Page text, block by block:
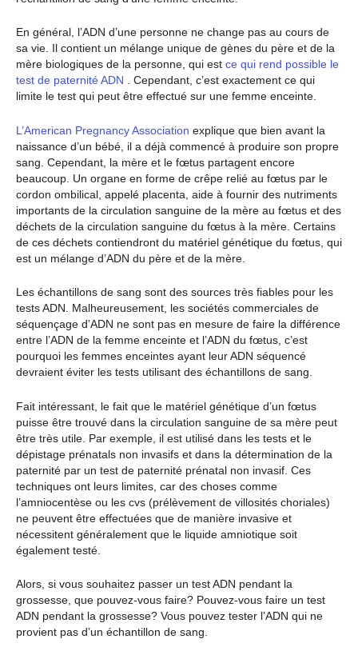
En général, l’ADN d’une personne ne change pas au cours de
sa vie. Il contient un mélange unique de gènes du père et de la
mère biologiques de la personne, qui est ce qui rend possible le
test de paternité ADN . Cependant, c’est exactement ce qui
limite le test qui peut être effectué sur une femme enceinte.
L’American Pregnancy Association explique que bien avant la
naissance d’un bébé, il a déjà commencé à produire son propre
sang. Cependant, la mère et le fœtus partagent encore
beaucoup. Un organe en forme de crêpe relié au fœtus par le
cordon ombilical, appelé placenta, aide à fournir des nutriments
importants de la circulation sanguine de la mère au fœtus et des
déchets de la circulation sanguine du fœtus à la mère. Certains
de ces déchets contiendront du matériel génétique du fœtus, qui
est un mélange d’ADN du père et de la mère.
Les échantillons de sang sont des sources très fiables pour les
tests ADN. Malheureusement, les sociétés commerciales de
séquençage d’ADN ne sont pas en mesure de faire la différence
entre l’ADN de la femme enceinte et l’ADN du fœtus, c’est
pourquoi les femmes enceintes ayant leur ADN séquencé
devraient éviter les tests utilisant des échantillons de sang.
Fait intéressant, le fait que le matériel génétique d’un fœtus
puisse être trouvé dans la circulation sanguine de sa mère peut
être très utile. Par exemple, il est utilisé dans les tests et le
dépistage prénatals non invasifs et dans la détermination de la
paternité par un test de paternité prénatal non invasif. Ces
techniques ont leurs limites, car des choses comme
l’amniocentèse ou les cvs (prélèvement de villosités choriales)
ne peuvent être effectuées que de manière invasive et
nécessitent généralement que le liquide amniotique soit
également testé.
Alors, si vous souhaitez passer un test ADN pendant la
grossesse, que pouvez-vous faire? Pouvez-vous faire un test
ADN pendant la grossesse? Vous pouvez tester l’ADN qui ne
provient pas d’un échantillon de sang.